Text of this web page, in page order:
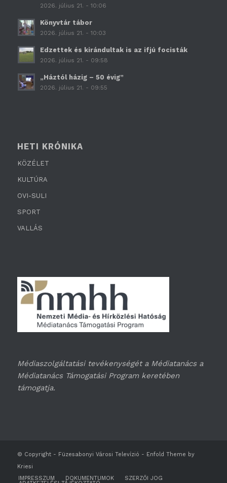
2026. július 21. - 10:06
Könyvtár tábor
2026. július 21. - 10:03
Edzettek és kirándultak is az ifjú focisták
2026. július 21. - 09:58
„Háztól házig – 50 évig”
2026. július 21. - 09:55
HETI KRÓNIKA
KÖZÉLET
KULTÚRA
OVI-SULI
SPORT
VALLÁS
Médiaszolgáltatási tevékenységét a Médiatanács a
Médiatanács Támogatási Program keretében
támogatja.
© Copyright - Füzesabonyi Városi Televízió - Enfold Theme by
Kriesi
IMPRESSZUM
DOKUMENTUMOK SZERZŐI JOG